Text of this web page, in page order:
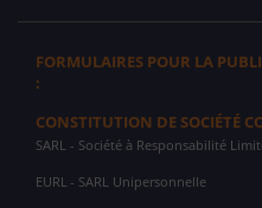
FORMULAIRES POUR LA
:
CONSTITUTION DE SOCIÉTÉ
SARL - Société à Responsabilité
EURL - SARL Unipersonnelle